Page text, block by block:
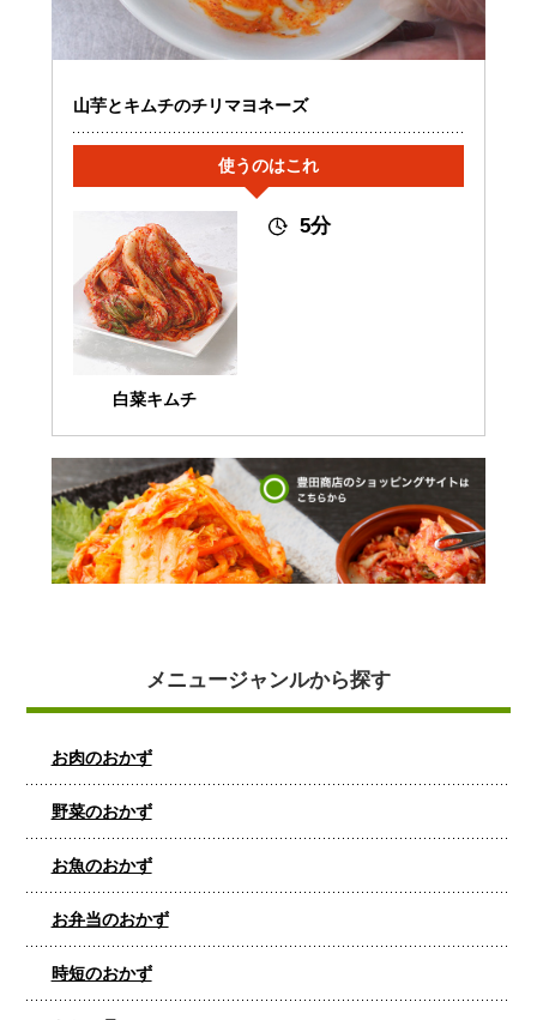
メニュージャンルから探す
お肉のおかず
野菜のおかず
お魚のおかず
お弁当のおかず
時短のおかず
山芋とキムチのチリマヨネーズ
使うのはこれ
白菜キムチ
5分